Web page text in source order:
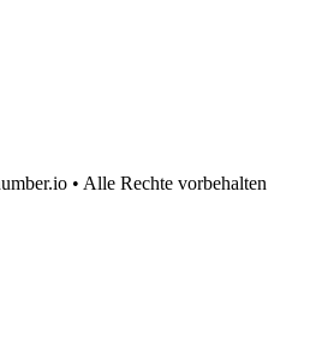
• Alle Rechte vorbehalten